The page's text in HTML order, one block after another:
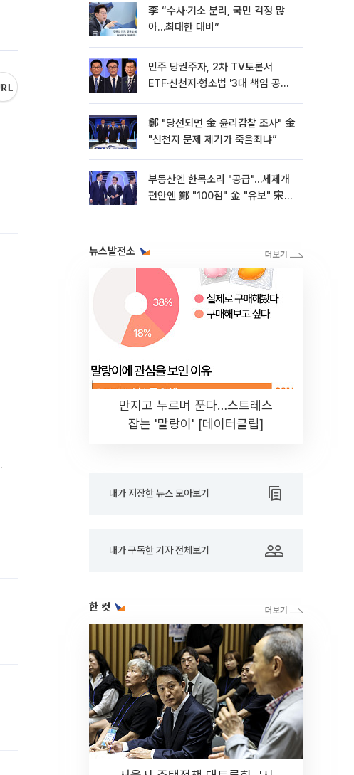
李 “수사·기소 분리, 국민 걱정 많
아…최대한 대비”
민주 당권주자, 2차 TV토론서
ETF·신천지·형소법 '3대 책임 공
鄭 "당선되면 金 윤리감찰 조사" 金
"신천지 문제 제기가 죽을죄냐”
부동산엔 한목소리 "공급"…세제개
편안엔 鄭 "100점" 金 "유보" 宋
뉴스발전소
만지고 누르며 푼다…스트레스
잡는 '말랑이' [데이터클립]
내가 저장한 뉴스 모아보기
내가 구독한 기자 전체보기
한 컷